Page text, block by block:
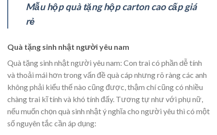
Mẫu hộp quà tặng hộp carton cao cấp giá
rẻ
Quà tặng sinh nhật người yêu nam
Quà tặng sinh nhật người yêu nam: Con trai có phần dễ tính
và thoải mái hơn trong vấn đề quà cáp nhưng rõ ràng các anh
không phải kiểu thế nào cũng được, thậm chí cũng có nhiều
chàng trai kĩ tính và khó tính đấy. Tương tự như với phụ nữ,
nếu muốn chọn quà sinh nhật ý nghĩa cho người yêu thì có một
số nguyên tắc cần áp dụng: